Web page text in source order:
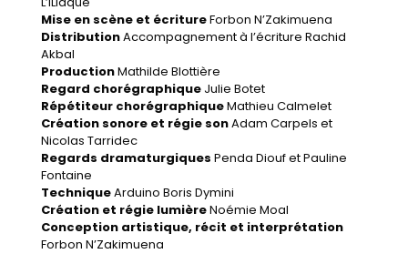
Mise en scène et écritureForbon N’Zakimuena
DistributionAccompagnement à l’écriture Rachid
Akbal
ProductionMathilde Blottière
Regard chorégraphique Julie Botet
Répétiteur chorégraphiqueMathieu Calmelet
Création sonore et régie sonAdam Carpels et
Nicolas Tarridec
Regards dramaturgiques Penda Diouf et Pauline
Fontaine
TechniqueArduino Boris Dymini
Création et régie lumièreNoémie Moal
Conception artistique, récit et interprétation
Forbon N’Zakimuena